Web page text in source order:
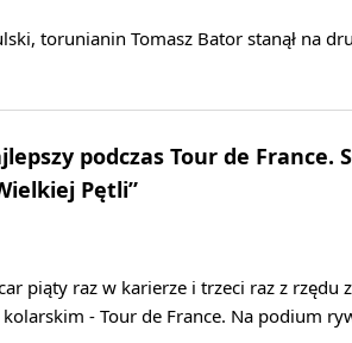
torunianin Tomasz Bator stanął na
podczas Tour de France.
Pętli”
piąty raz w karierze i trzeci raz z rzędu
- Tour de France. Na podium